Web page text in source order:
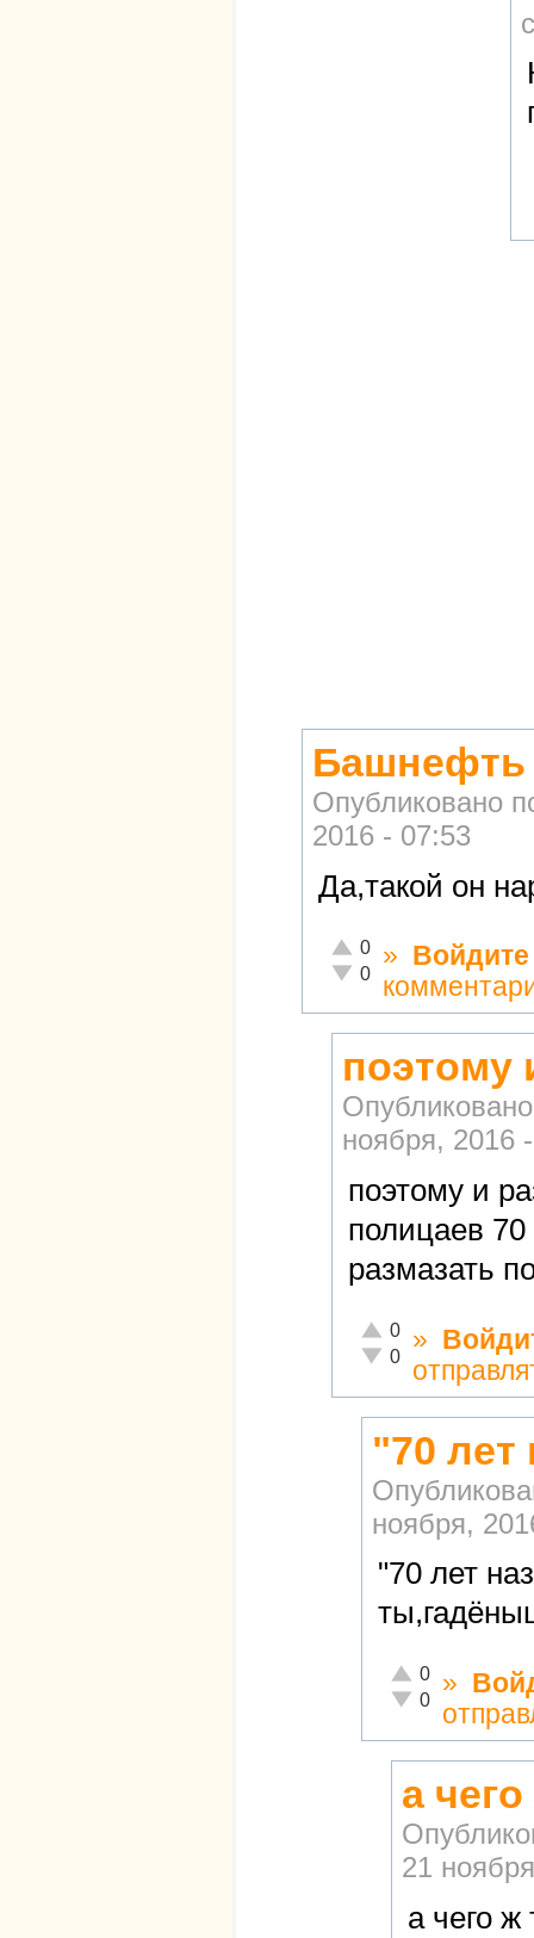
Башнефть
Опубликовано
2016 - 07:53
Да,такой он
Отлично!
0
Неадекватно!
0
» Войдите
поэтому
ноября, 2016
поэтому и
полицаев
размазать
Отлично!
0
Неадекватно!
0
»
"70 лет
ноября,
"70 лет
Отлично!
0
Неадекватно!
0
»
а
21
а чего